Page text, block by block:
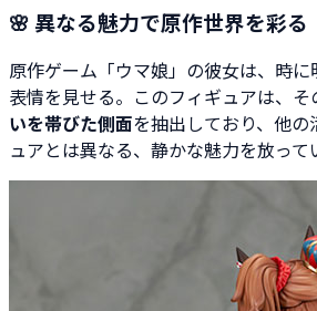
🌸 異なる魅力で原作世界を彩る
原作ゲーム「ウマ娘」の彼女は、時
表情を見せる。このフィギュアは、そ
いを帯びた側面を抽出しており、他
ュアとは異なる、静かな魅力を放って